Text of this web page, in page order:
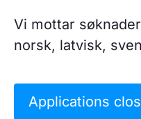
Vi mottar
norsk, latvisk,
Applications